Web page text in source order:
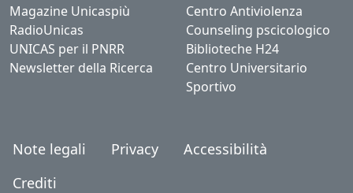
Magazine Unicaspiù
RadioUnicas
UNICAS per il PNRR
Newsletter della Ricerca
Centro Antiviolenza
Counseling pscicologico
Biblioteche H24
Centro Universitario
Sportivo
Note legali Privacy
Accessibilità
Crediti